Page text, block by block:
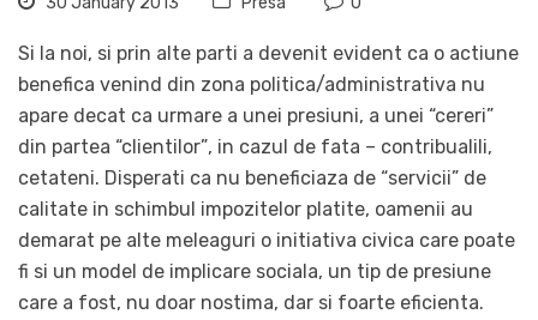
Si la noi, si prin alte parti a devenit evident ca o actiune
benefica venind din zona politica/administrativa nu
apare decat ca urmare a unei presiuni, a unei “cereri”
din partea “clientilor”, in cazul de fata – contribualili,
cetateni. Disperati ca nu beneficiaza de “servicii” de
calitate in schimbul impozitelor platite, oamenii au
demarat pe alte meleaguri o initiativa civica care poate
fi si un model de implicare sociala, un tip de presiune
care a fost, nu doar nostima, dar si foarte eficienta.